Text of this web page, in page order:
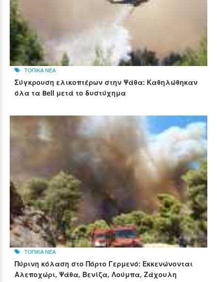
ΤΟΠΙΚΑ ΝΕΑ
Σύγκρουση ελικοπτέρων στην Ψάθα: Καθηλώθηκαν
όλα τα Bell μετά το δυστύχημα
ΤΟΠΙΚΑ ΝΕΑ
Πύρινη κόλαση στο Πόρτο Γερμενό: Εκκενώνονται
Αλεποχώρι, Ψάθα, Βενίζα, Λούμπα, Ζάχουλη